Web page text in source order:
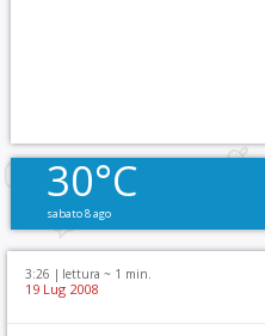
30°C
sabato 8 ago
3:26 | lettura ~ 1 min.
19 Lug 2008